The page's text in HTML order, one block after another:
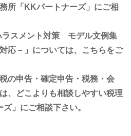
所「KKパートナーズ」にご相
スメント対策 モデル文例集
応－」については、こちらをご
の申告・確定申告・税務・会
、どこよりも相談しやすい税理
」にご相談下さい。